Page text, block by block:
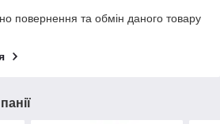
повернення та обмін даного товару